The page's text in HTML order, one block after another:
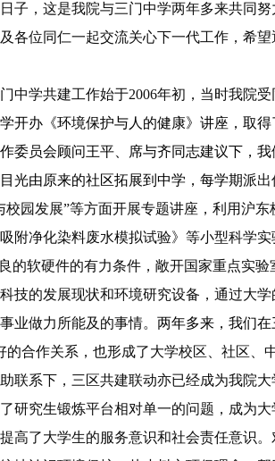
子，这是我院与三门中学两年多来共同
各位同仁一起交流关心下一代工作，希
中学共建工作始于2006年初，当时我院
开办《环境保护与人的健康》讲座，取
委员会顾问王平、席与齐同志建议下，
光由原来的社区拓展到中学，每学期派出
园发展”等方面开展专题讲座，利用沪
附净化染料废水模拟试验》等小型科学
的软硬件的有力条件，敞开国家重点实
技的发展现状和环境研究设备，通过大
业做力所能及的事情。 两年多来，我们
的合作关系，也形成了大学校区、社区、
联系下，三区共建联动亦已经成为我院
研究生锻炼平台相对单一的问题，成为
高了大学生的服务意识和社会责任意识